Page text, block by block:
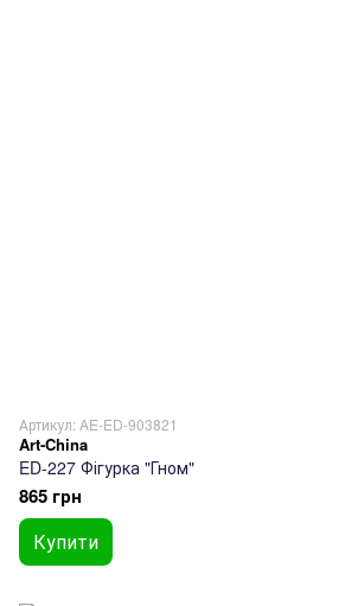
Артикул: AE-ED-903821
Art-China
ED-227 Фігурка "Гном"
865 грн
Купити